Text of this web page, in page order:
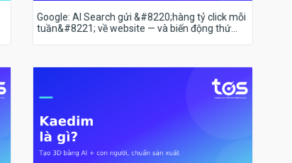
Google: AI Search gửi &#8220;hàng tỷ click mỗi
tuần&#8221; về website — và biến động thứ